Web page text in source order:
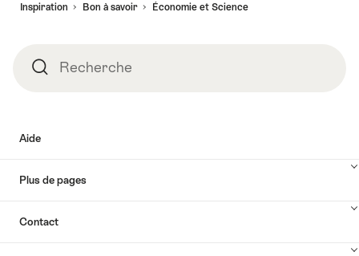
Inspiration
Bon à savoir Économie et Science
RechercheRecherche
Aide
Plus de pages
Contact